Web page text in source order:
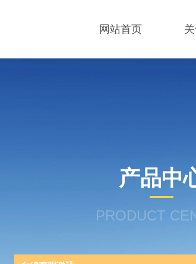
网站首页
产品中
PRODUCT